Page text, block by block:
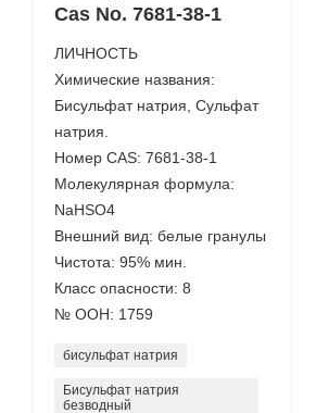
Cas No. 7681-38-1
ЛИЧНОСТЬ
Химические названия:
Бисульфат натрия, Сульфат
натрия.
Номер CAS: 7681-38-1
Молекулярная формула:
NaHSO4
Внешний вид: белые гранулы
Чистота: 95% мин.
Класс опасности: 8
№ ООН: 1759
бисульфат натрия
Бисульфат натрия
безводный